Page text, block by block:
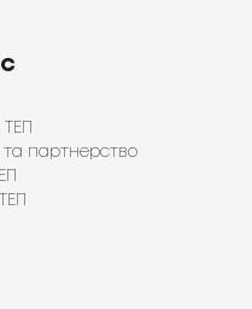
та партнерство